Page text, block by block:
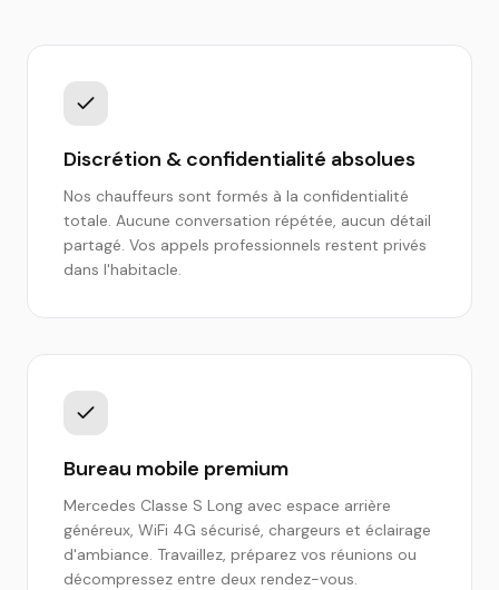
Discrétion & confidentialité absolues
Nos chauffeurs sont formés à la confidentialité
totale. Aucune conversation répétée, aucun détail
partagé. Vos appels professionnels restent privés
dans l'habitacle.
Bureau mobile premium
Mercedes Classe S Long avec espace arrière
généreux, WiFi 4G sécurisé, chargeurs et éclairage
d'ambiance. Travaillez, préparez vos réunions ou
décompressez entre deux rendez-vous.